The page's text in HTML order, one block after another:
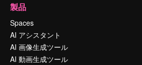
製品
Spaces
AI アシスタント
AI 画像生成ツール
AI 動画生成ツール